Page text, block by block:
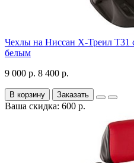
Чехлы на Ниссан Х-Треил Т31
белым
9 000 р. 8 400 р.
В корзину Заказать
Ваша скидка: 600 р.